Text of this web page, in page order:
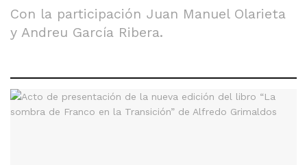
Con la participación Juan Manuel Olarieta
y Andreu García Ribera.